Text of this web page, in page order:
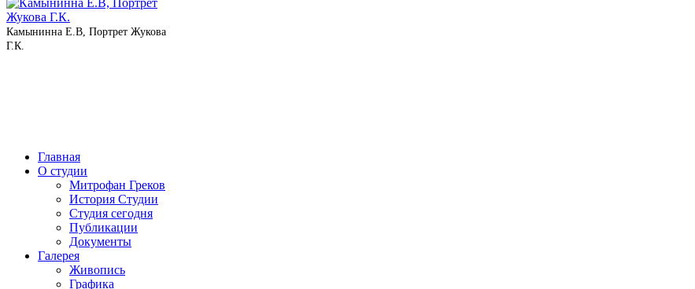
Камынинна Е.В, Портрет Жукова
Г.К.
Главная
О студии
Митрофан Греков
История Студии
Студия сегодня
Публикации
Документы
Галерея
Живопись
Графика